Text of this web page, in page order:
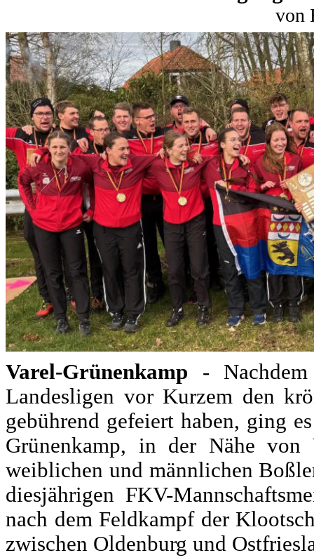
von
Varel-Grünenkamp -
Landesligen vor Kurzem den
gebührend gefeiert haben, ging
Grünenkamp, in der Nähe
weiblichen und männlichen
diesjährigen FKV-
nach dem Feldkampf der
zwischen Oldenburg und